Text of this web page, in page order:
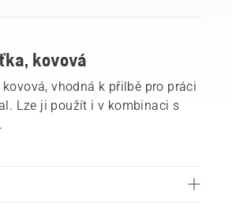
kovová
vhodná k přilbě pro práci
Lze ji použít i v kombinaci s